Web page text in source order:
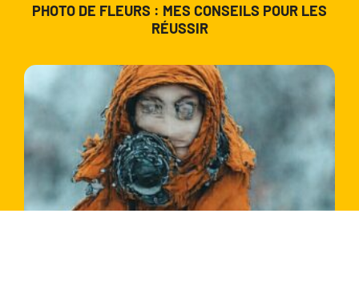
PHOTO DE FLEURS : MES CONSEILS POUR LES
RÉUSSIR